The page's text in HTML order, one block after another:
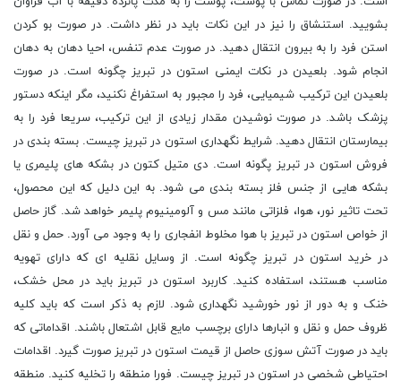
بشویید. استنشاق را نیز در این نکات باید در نظر داشت. در صورت بو کردن
استن فرد را به بیرون انتقال دهید. در صورت عدم تنفس، احیا دهان به دهان
انجام شود. بلعیدن در نکات ایمنی استون در تبریز چگونه است. در صورت
بلعیدن این ترکیب شیمیایی، فرد را مجبور به استفراغ نکنید، مگر اینکه دستور
پزشک باشد. در صورت نوشیدن مقدار زیادی از این ترکیب، سریعا فرد را به
بیمارستان انتقال دهید. شرایط نگهداری استون در تبریز چیست. بسته بندی در
فروش استون در تبریز پگونه است. دی متیل کتون در بشکه های پلیمری یا
بشکه هایی از جنس فلز بسته بندی می شود. به این دلیل که این محصول،
تحت تاثیر نور، هوا، فلزاتی مانند مس و آلومینیوم پلیمر خواهد شد. گاز حاصل
از خواص استون در تبریز با هوا مخلوط انفجاری را به وجود می آورد. حمل و نقل
در خرید استون در تبریز چگونه است. از وسایل نقلیه ای که دارای تهویه
مناسب هستند، استفاده کنید. کاربرد استون در تبریز باید در محل خشک،
خنک و به دور از نور خورشید نگهداری شود. لازم به ذکر است که باید کلیه
ظروف حمل و نقل و انبارها دارای برچسب مایع قابل اشتعال باشند. اقداماتی که
باید در صورت آتش سوزی حاصل از قیمت استون در تبریز صورت گیرد. اقدامات
احتیاطی شخصی در استون در تبریز چیست. فورا منطقه را تخلیه کنید. منطقه